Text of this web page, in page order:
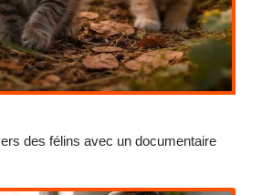
des félins avec un documentaire